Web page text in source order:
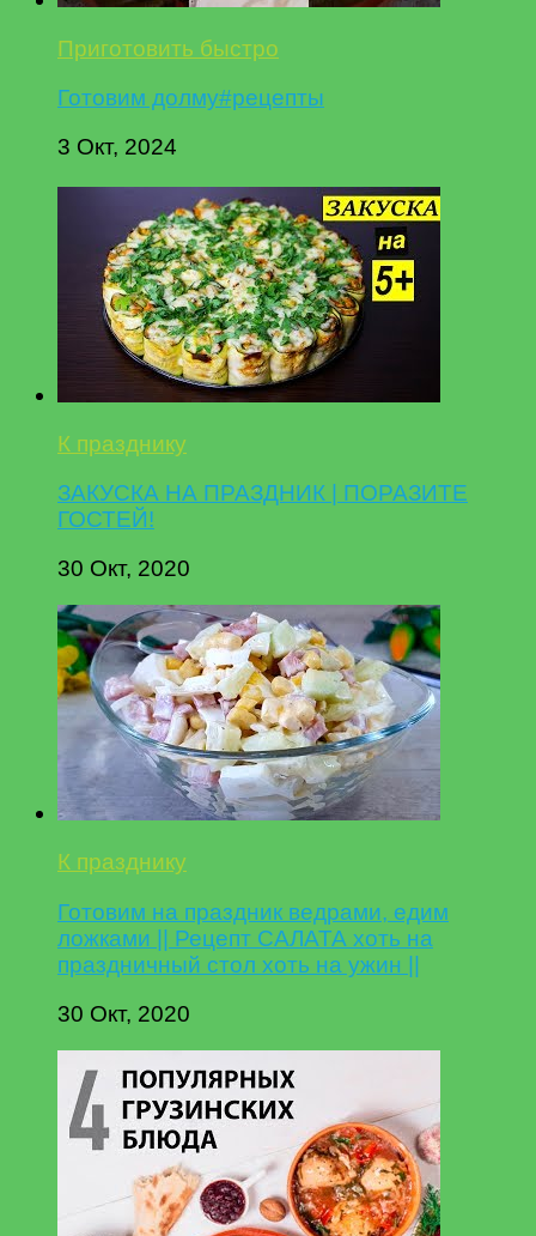
Приготовить быстро
Готовим долму#рецепты
3 Окт, 2024
К празднику
ЗАКУСКА НА ПРАЗДНИК | ПОРАЗИТЕ
ГОСТЕЙ!
30 Окт, 2020
К празднику
Готовим на праздник ведрами, едим
ложками || Рецепт САЛАТА хоть на
праздничный стол хоть на ужин ||
30 Окт, 2020